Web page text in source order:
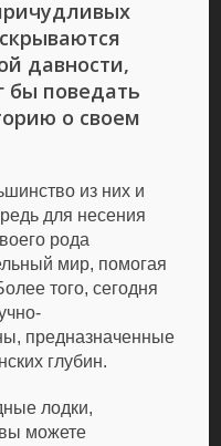
давности,
бы поведать
о своем
из них и
для несения
рода
мир, помогая
того, сегодня
предназначенные
глубин.
лодки,
можете